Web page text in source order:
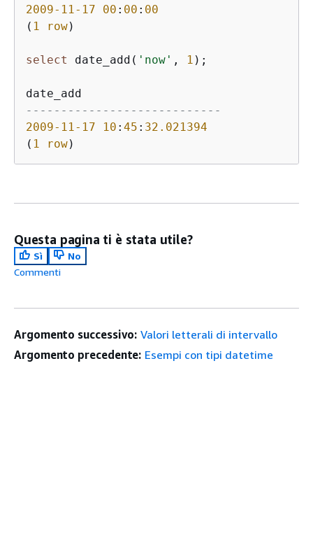
2009-11 -17 00 : 00 : 00
( 1 row)
select date_add( 'now' , 1 );
----------------------------
2009-11 -17 10 : 45 : 32.021394
( 1 row)
Questa pagina ti è stata utile?
Sì
No
Commenti
Argomento successivo: Valori letterali di intervallo
Argomento precedente: Esempi con tipi datetime